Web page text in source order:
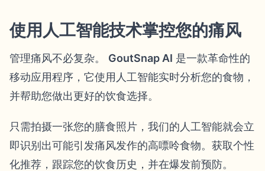
使用人工智能技术掌控您的痛风
管理痛风不必复杂。 GoutSnap AI 是一款革命性的
移动应用程序，它使用人工智能实时分析您的食物，
并帮助您做出更好的饮食选择。
只需拍摄一张您的膳食照片，我们的人工智能就会立
即识别出可能引发痛风发作的高嘌呤食物。获取个性
化推荐，跟踪您的饮食历史，并在爆发前预防。